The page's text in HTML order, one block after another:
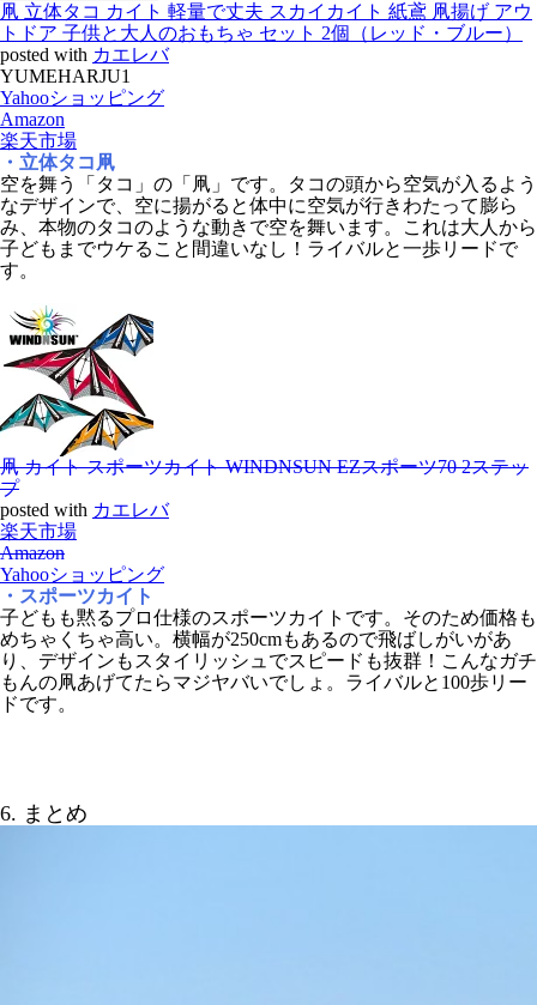
凧 立体タコ カイト 軽量で丈夫 スカイカイト 紙鳶 凧揚げ アウ
トドア 子供と大人のおもちゃ セット 2個（レッド・ブルー）
posted with カエレバ
YUMEHARJU1
Yahooショッピング
Amazon
楽天市場
・立体タコ凧
空を舞う「タコ」の「凧」です。タコの頭から空気が入るよう
なデザインで、空に揚がると体中に空気が行きわたって膨ら
み、本物のタコのような動きで空を舞います。これは大人から
子どもまでウケること間違いなし！ライバルと一歩リードで
す。
凧 カイト スポーツカイト WINDNSUN EZスポーツ70 2ステッ
プ
posted with カエレバ
楽天市場
Amazon
Yahooショッピング
・スポーツカイト
子どもも黙るプロ仕様のスポーツカイトです。そのため価格も
めちゃくちゃ高い。横幅が250cmもあるので飛ばしがいがあ
り、デザインもスタイリッシュでスピードも抜群！こんなガチ
もんの凧あげてたらマジヤバいでしょ。ライバルと100歩リー
ドです。
6. まとめ